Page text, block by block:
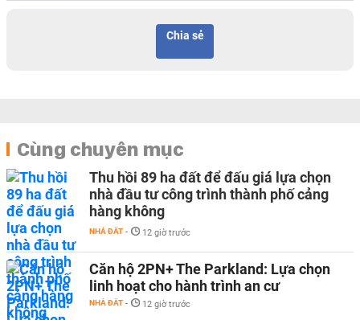
Chia sẻ
Cùng chuyên mục
Thu hồi 89 ha đất để đấu giá lựa chọn
nhà đầu tư công trình thành phố cảng
hàng không
NHÀ ĐẤT - 12 giờ trước
Căn hộ 2PN+ The Parkland: Lựa chọn
linh hoạt cho hành trình an cư
NHÀ ĐẤT - 12 giờ trước